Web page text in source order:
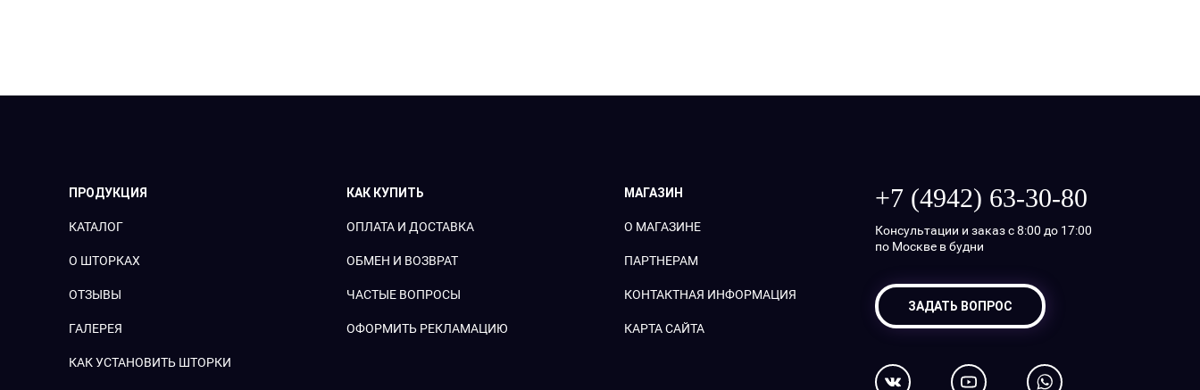
ПРОДУКЦИЯ
КАТАЛОГ
О ШТОРКАХ
ОТЗЫВЫ
ГАЛЕРЕЯ
КАК УСТАНОВИТЬ ШТОРКИ
КАК КУПИТЬ
ОПЛАТА И ДОСТАВКА
ОБМЕН И ВОЗВРАТ
ЧАСТЫЕ ВОПРОСЫ
ОФОРМИТЬ РЕКЛАМАЦИЮ
МАГАЗИН
О МАГАЗИНЕ
ПАРТНЕРАМ
КОНТАКТНАЯ ИНФОРМАЦИЯ
КАРТА САЙТА
+7 (4942) 63-30-80
Консультации и заказ с 8:00 до 17:00
по Москве в будни
ЗАДАТЬ ВОПРОС